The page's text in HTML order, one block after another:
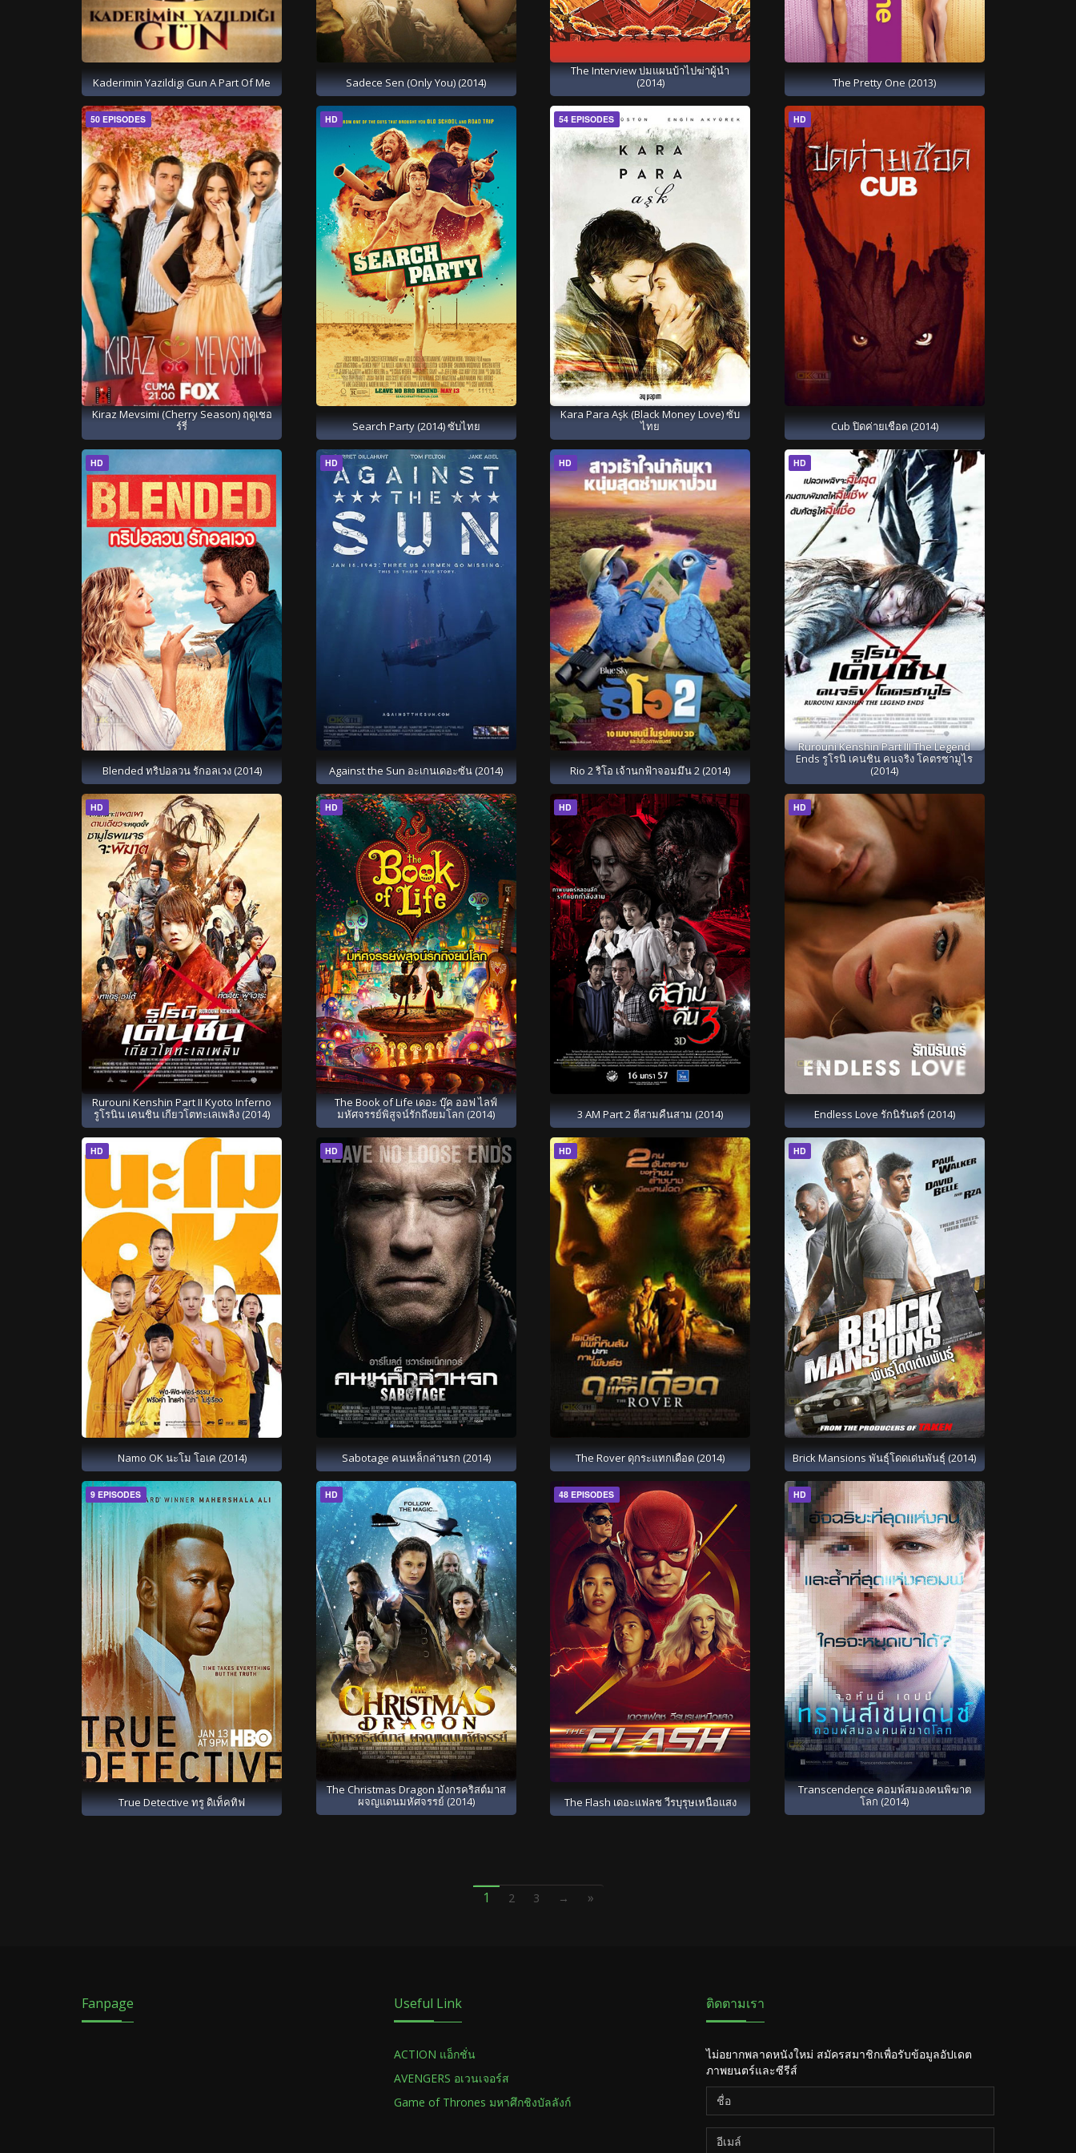
Kaderimin Yazildigi Gun A Part Of Me Sadece Sen (Only You) (2014)
The Interview บ่มแผนบ้าไปฆ่าผู้นำ
(2014)
The Pretty One (2013)
50 EPISODES
Kiraz Mevsimi (Cherry Season) ฤดูเชอ
ร์รี่
HD
Search Party (2014) ซับไทย
54 EPISODES
Kara Para Aşk (Black Money Love) ซับ
ไทย
HD
Cub ปิดค่ายเชือด (2014)
HD
Blended ทริปอลวน รักอลเวง (2014)
HD
Against the Sun อะเกนเดอะซัน (2014)
HD
Rio 2 ริโอ เจ้านกฟ้าจอมมึน 2 (2014)
HD
Rurouni Kenshin Part III The Legend
Ends รูโรนิ เคนชิน คนจริง โคตรซามูไร
(2014)
HD
Rurouni Kenshin Part II Kyoto Inferno
รูโรนิน เคนชิน เกียวโตทะเลเพลิง (2014)
HD
The Book of Life เดอะ บุ๊ค ออฟ ไลฟ์
มหัศจรรย์พิสูจน์รักถึงยมโลก (2014)
HD
3 AM Part 2 ตีสามคืนสาม (2014)
HD
Endless Love รักนิรันดร์ (2014)
HD
Namo OK นะโม โอเค (2014)
HD
Sabotage คนเหล็กล่านรก (2014)
HD
The Rover ดุกระแทกเดือด (2014)
HD
Brick Mansions พันธุ์โดดเด่นพันธุ์ (2014)
9 EPISODES
True Detective ทรู ดิเท็คทิฟ
HD
The Christmas Dragon มังกรคริสต์มาส
ผจญแดนมหัศจรรย์ (2014)
48 EPISODES
The Flash เดอะแฟลช วีรบุรุษเหนือแสง
HD
Transcendence คอมพ์สมองคนพิฆาต
โลก (2014)
1 2 3 → »
Fanpage Useful Link
ACTION แอ็กชั่น
AVENGERS อเวนเจอร์ส
Game of Thrones มหาศึกชิงบัลลังก์
ติดตามเรา
ไม่อยากพลาดหนังใหม่ สมัครสมาชิกเพื่อรับข้อมูลอัปเดต
ภาพยนตร์และซีรีส์